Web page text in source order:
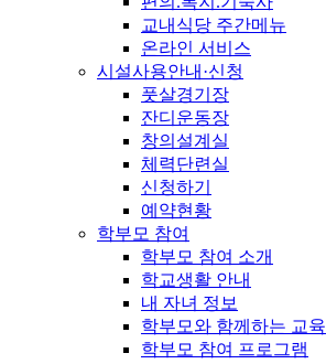
교내식당 주간메뉴
온라인 서비스
시설사용안내·신청
풋살경기장
잔디운동장
창의설계실
체력단련실
신청하기
예약현황
학부모 참여
학부모 참여 소개
학교생활 안내
내 자녀 정보
학부모와 함께하는 교육
학부모 참여 프로그램